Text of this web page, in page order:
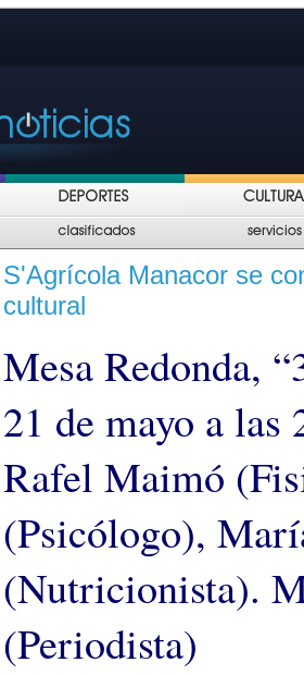
S'Agrícola Manacor se
cultural
Mesa Redonda,
21 de mayo a
Rafel Maimó
(Psicólogo),
(Nutricionista).
(Periodista)